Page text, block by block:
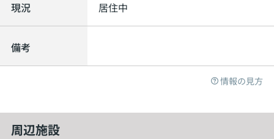
現況 居住中
備考
情報の見方
周辺施設